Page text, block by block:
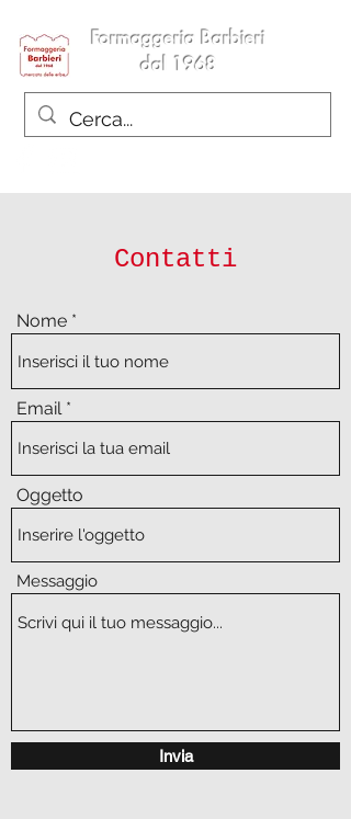
Formaggeria Barbieri
dal 1968
Contatti
Nome
Email
Oggetto
Messaggio
Invia